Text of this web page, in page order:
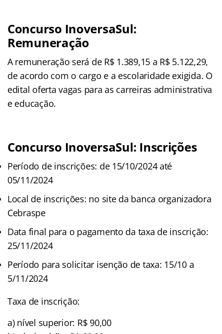
Concurso InoversaSul:
Remuneração
A remuneração será de R$ 1.389,15 a R$ 5.122,29,
de acordo com o cargo e a escolaridade exigida. O
edital oferta vagas para as carreiras administrativa
e educação.
Concurso InoversaSul: Inscrições
Período de inscrições: de 15/10/2024 até
05/11/2024
Local de inscrições: no site da banca organizadora
Cebraspe
Data final para o pagamento da taxa de inscrição:
25/11/2024
Período para solicitar isenção de taxa: 15/10 a
5/11/2024
Taxa de inscrição:
a) nível superior: R$ 90,00